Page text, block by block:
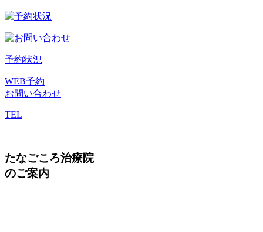
予約状況
WEB予約
お問い合わせ
TEL
たなごころ治療院
のご案内